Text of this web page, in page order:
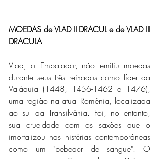
MOEDAS de VLAD II DRACUL e de VLAD III
DRACULA
Vlad, o Empalador, não emitiu moedas
durante seus três reinados como líder da
Valáquia (1448, 1456-1462 e 1476),
uma região na atual Romênia, localizada
ao sul da Transilvânia. Foi, no entanto,
sua crueldade com os saxões que o
imortalizou nas histórias contemporâneas
como um "bebedor de sangue". O